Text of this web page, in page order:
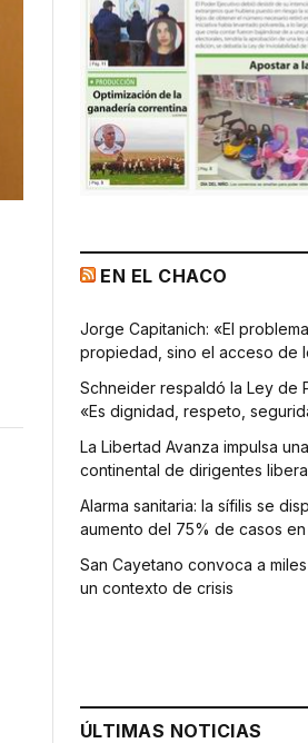
EN EL CHACO
Jorge Capitanich: «El
propiedad, sino el acceso de
Schneider respaldó la Ley de
«Es dignidad, respeto,
La Libertad Avanza impulsa
continental de dirigentes
Alarma sanitaria: la sífilis se
aumento del 75% de casos
San Cayetano convoca a
un contexto de crisis
ÚLTIMAS NOTICIAS